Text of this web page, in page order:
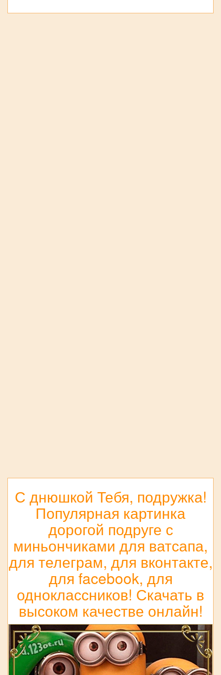
С днюшкой Тебя, подружка!
Популярная картинка
дорогой подруге с
миньончиками для ватсапа,
для телеграм, для вконтакте,
для facebook, для
одноклассников! Скачать в
высоком качестве онлайн!